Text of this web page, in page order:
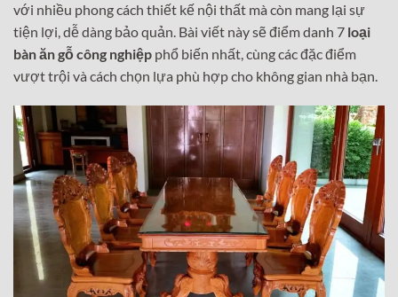
với nhiều phong cách thiết kế nội thất mà còn mang lại sự
tiện lợi, dễ dàng bảo quản. Bài viết này sẽ điểm danh 7 loại
bàn ăn gỗ công nghiệp phổ biến nhất, cùng các đặc điểm
vượt trội và cách chọn lựa phù hợp cho không gian nhà bạn.